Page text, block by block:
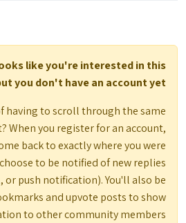
like you're interested in this
you don't have an account yet.
having to scroll through the same
When you register for an account,
back to exactly where you were
to be notified of new replies
or push notification). You'll also be
and upvote posts to show
to other community members.